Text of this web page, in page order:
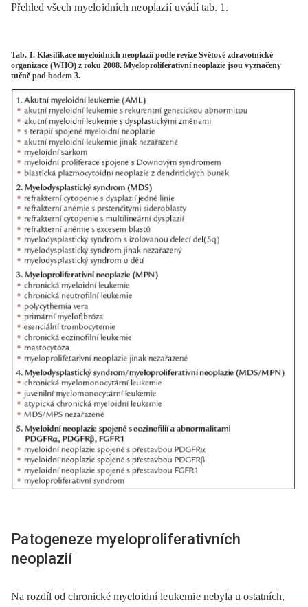
Přehled všech myelo idních ne oplazi í uvádí tab. 1.
Tab. 1. Klasifikace myeloidních neoplazií podle revize Světové zdravotnické
organizace (WHO) z roku 2008. Myeloproliferativní neoplazie jsou vyznačeny
tučně pod bodem 3.
Patogeneze myeloproliferativních
neoplazií
Na rozdíl od chronické myelo idní le ukemi e nebyla u ostatních,